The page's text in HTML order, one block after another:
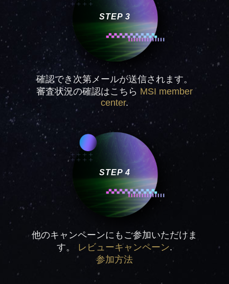
STEP 3
確認でき次第メールが送信されます。
審査状況の確認はこちら MSI member
center.
STEP 4
他のキャンペーンにもご参加いただけま
す。 レビューキャンペーン.
参加方法